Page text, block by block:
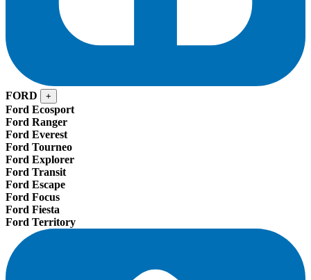
FORD +
Ford Ecosport
Ford Ranger
Ford Everest
Ford Tourneo
Ford Explorer
Ford Transit
Ford Escape
Ford Focus
Ford Fiesta
Ford Territory